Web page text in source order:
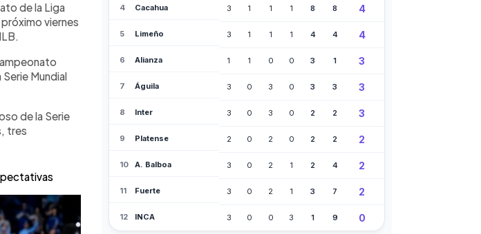
a
dos
de la Liga
viernes
Mundial
de la Serie
tres